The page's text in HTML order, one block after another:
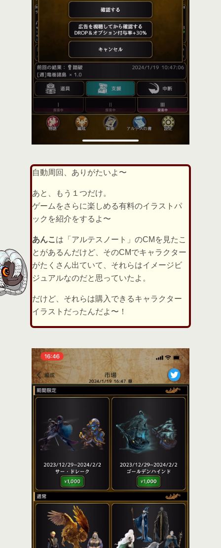
自動周回、ありがたいよ〜
あと、もう１つだけ。
ゲームをさらに楽しめる有料のイラストパ
ックを紹介をするよ〜
あんこ は「アルテスノート」のCMを見たこ
とがあるんだけど、そのCMでキャラクター
がたくさん出ていて、それらはイメージビ
ジュアルなのだと思っていたよ。
だけど、それらは購入できるキャラクター
イラストだったんだよ〜！